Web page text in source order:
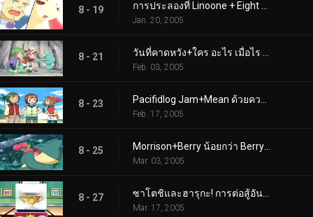
8 - 19
Jan. 20, 2005
8 - 21
Feb. 03, 2005
8 - 23
Feb. 17, 2005
8 - 25
Mar. 03, 2005
8 - 27
Mar. 17, 2005